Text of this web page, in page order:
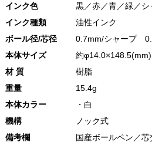
インク色
黒／赤／青／緑／シ
インク種類
油性インク
ボール径/芯径
0.7mm/シャープ
本体サイズ
約φ14.0×148.5(mm)
材 質
樹脂
重量
15.4g
本体カラー
・白
機構
ノック式
備考欄
国産ボールペン／